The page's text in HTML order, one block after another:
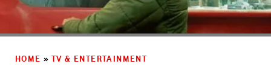
HOME » TV & ENTERTAINMENT